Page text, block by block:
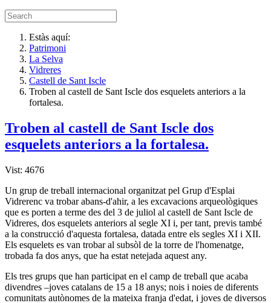
Estàs aquí:
Patrimoni
La Selva
Vidreres
Castell de Sant Iscle
Troben al castell de Sant Iscle dos esquelets anteriors a la
fortalesa.
Troben al castell de Sant Iscle dos
esquelets anteriors a la fortalesa.
Vist: 4676
Un grup de treball internacional organitzat pel Grup d'Esplai
Vidrerenc va trobar abans-d'ahir, a les excavacions arqueològiques
que es porten a terme des del 3 de juliol al castell de Sant Iscle de
Vidreres, dos esquelets anteriors al segle XI i, per tant, previs també
a la construcció d'aquesta fortalesa, datada entre els segles XI i XII.
Els esquelets es van trobar al subsòl de la torre de l'homenatge,
trobada fa dos anys, que ha estat netejada aquest any.
Els tres grups que han participat en el camp de treball que acaba
divendres –joves catalans de 15 a 18 anys; nois i noies de diferents
comunitats autònomes de la mateixa franja d'edat, i joves de diversos